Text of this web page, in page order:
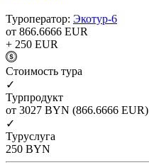
Туроператор: Экотур-6
от 866.6666 EUR
+ 250 EUR
Cтоимость тура
✓
Турпродукт
от 3027 BYN (866.6666 EUR)
✓
Туруслуга
250 BYN